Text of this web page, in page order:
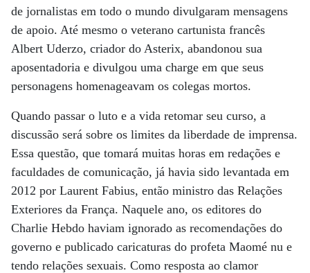
de jornalistas em todo o mundo divulgaram mensagens
de apoio. Até mesmo o veterano cartunista francês
Albert Uderzo, criador do Asterix, abandonou sua
aposentadoria e divulgou uma charge em que seus
personagens homenageavam os colegas mortos.
Quando passar o luto e a vida retomar seu curso, a
discussão será sobre os limites da liberdade de imprensa.
Essa questão, que tomará muitas horas em redações e
faculdades de comunicação, já havia sido levantada em
2012 por Laurent Fabius, então ministro das Relações
Exteriores da França. Naquele ano, os editores do
Charlie Hebdo haviam ignorado as recomendações do
governo e publicado caricaturas do profeta Maomé nu e
tendo relações sexuais. Como resposta ao clamor